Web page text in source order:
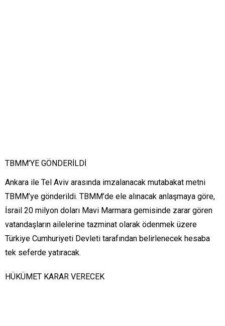
TBMM’YE GÖNDERİLDİ
Ankara ile Tel Aviv arasında imzalanacak mutabakat metni
TBMM’ye gönderildi. TBMM’de ele alınacak anlaşmaya göre,
İsrail 20 milyon doları Mavi Marmara gemisinde zarar gören
vatandaşların ailelerine tazminat olarak ödenmek üzere
Türkiye Cumhuriyeti Devleti tarafından belirlenecek hesaba
tek seferde yatıracak.
HÜKÜMET KARAR VERECEK